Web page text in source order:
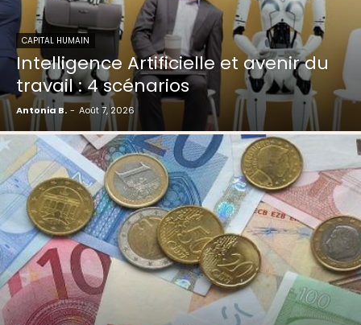
CAPITAL HUMAIN
Intelligence Artificielle et avenir du
travail : 4 scénarios
Antonia B. - Août 7, 2026